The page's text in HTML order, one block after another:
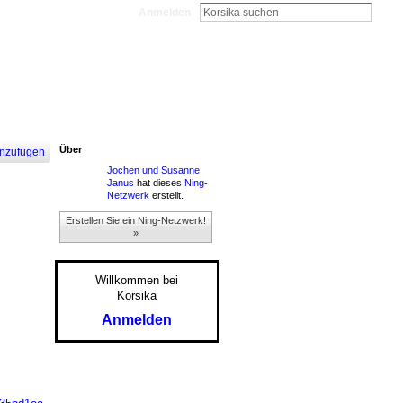
Über
Jochen und Susanne
Janus hat dieses Ning-
Netzwerk erstellt.
Erstellen Sie ein Ning-Netzwerk!
»
Willkommen bei
Korsika
Anmelden